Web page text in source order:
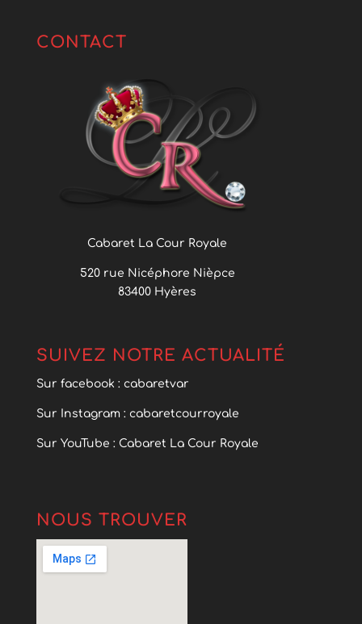
CONTACT
Cabaret La Cour Royale
520 rue Nicéphore Nièpce
83400 Hyères
SUIVEZ NOTRE ACTUALITÉ
Sur facebook : cabaretvar
Sur Instagram : cabaretcourroyale
Sur YouTube : Cabaret La Cour Royale
NOUS TROUVER